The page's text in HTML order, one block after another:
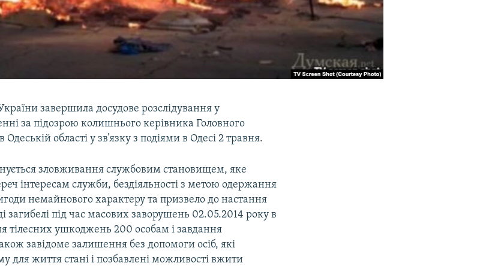
завершила досудове розслідування у
за підозрою колишнього керівника Головного
області у зв’язку з подіями в Одесі 2 травня.
зловживання службовим становищем, яке
інтересам служби, бездіяльності з метою одержання
немайнового характеру та призвело до настання
загибелі під час масових заворушень 02.05.2014 року в
тілесних ушкоджень 200 особам і завдання
завідоме залишення без допомоги осіб, які
для життя стані і позбавлені можливості вжити